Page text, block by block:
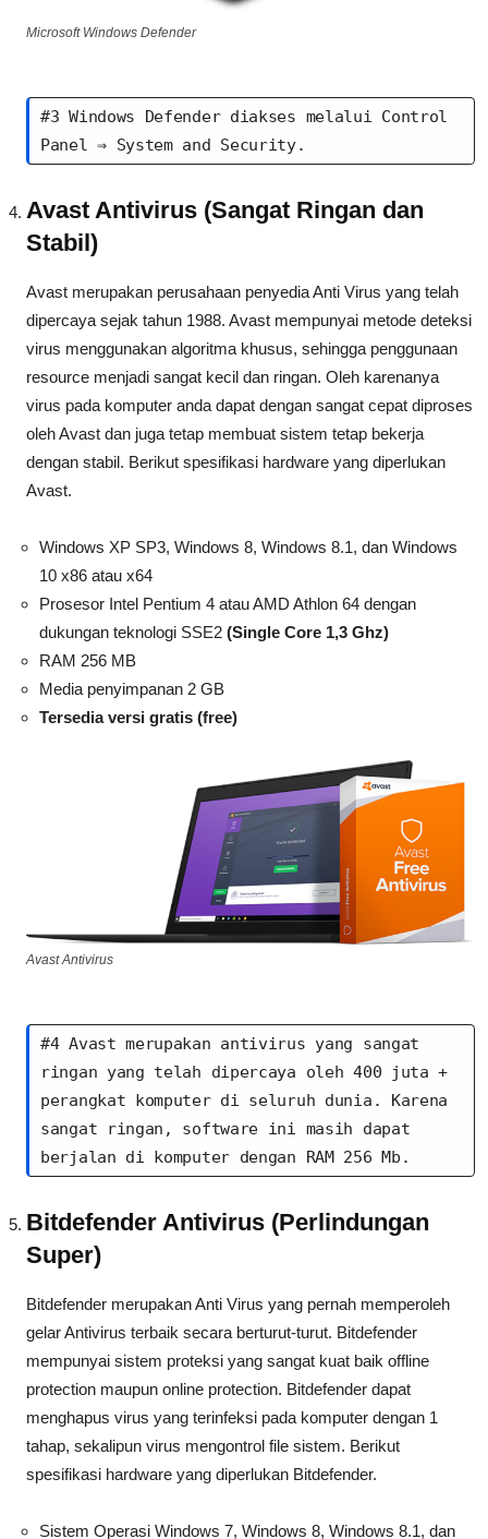
Microsoft Windows Defender
#3 Windows Defender diakses melalui Control
Panel ⇒ System and Security.
Avast Antivirus (Sangat Ringan dan
Stabil)
Avast merupakan perusahaan penyedia Anti Virus yang telah
dipercaya sejak tahun 1988. Avast mempunyai metode deteksi
virus menggunakan algoritma khusus, sehingga penggunaan
resource menjadi sangat kecil dan ringan. Oleh karenanya
virus pada komputer anda dapat dengan sangat cepat diproses
oleh Avast dan juga tetap membuat sistem tetap bekerja
dengan stabil. Berikut spesifikasi hardware yang diperlukan
Avast.
Windows XP SP3, Windows 8, Windows 8.1, dan Windows
10 x86 atau x64
Prosesor Intel Pentium 4 atau AMD Athlon 64 dengan
dukungan teknologi SSE2 (Single Core 1,3 Ghz)
RAM 256 MB
Media penyimpanan 2 GB
Tersedia versi gratis (free)
Avast Antivirus
#4 Avast merupakan antivirus yang sangat
ringan yang telah dipercaya oleh 400 juta +
perangkat komputer di seluruh dunia. Karena
sangat ringan, software ini masih dapat
berjalan di komputer dengan RAM 256 Mb.
Bitdefender Antivirus (Perlindungan
Super)
Bitdefender merupakan Anti Virus yang pernah memperoleh
gelar Antivirus terbaik secara berturut-turut. Bitdefender
mempunyai sistem proteksi yang sangat kuat baik offline
protection maupun online protection. Bitdefender dapat
menghapus virus yang terinfeksi pada komputer dengan 1
tahap, sekalipun virus mengontrol file sistem. Berikut
spesifikasi hardware yang diperlukan Bitdefender.
Sistem Operasi Windows 7, Windows 8, Windows 8.1, dan